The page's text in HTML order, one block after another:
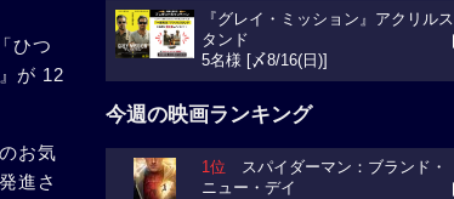
ひつ
が 12
お気
進さ
『グレイ・ミッション』アクリルス
タンド
5名様 [〆8/16(日)]
今週の映画ランキング
1位 スパイダーマン：ブランド・
ニュー・デイ